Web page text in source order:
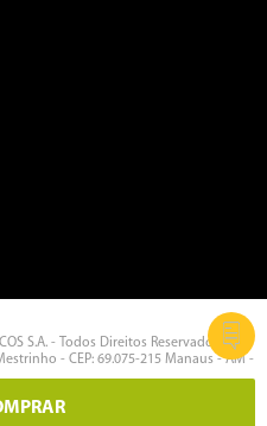
S.A. - Todos Direitos Reservados.
- CEP: 69.075-215 Manaus - AM -
0002-87